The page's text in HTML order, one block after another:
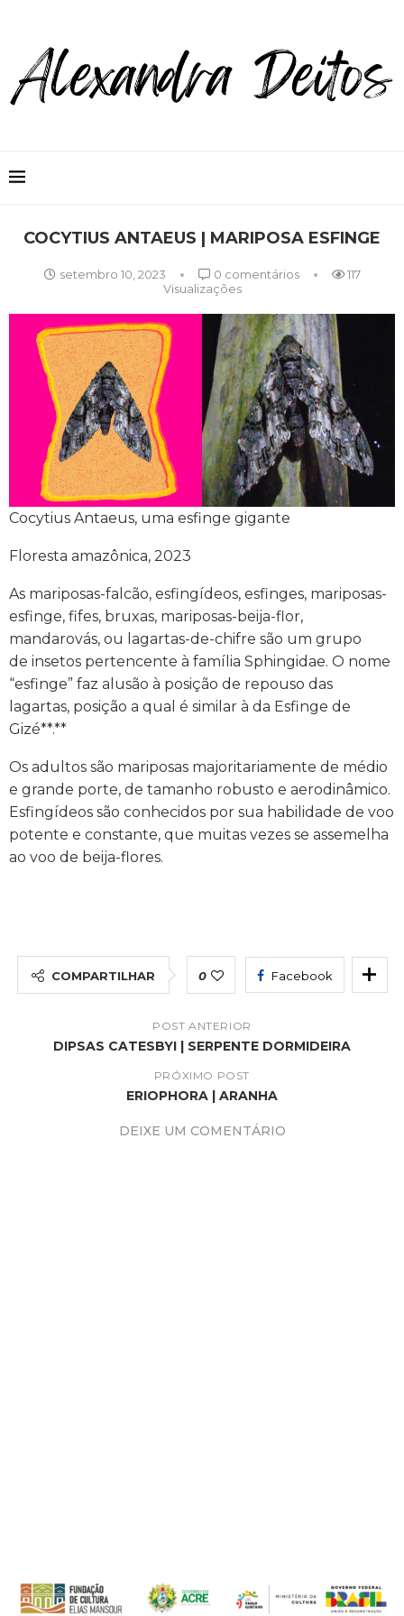
COCYTIUS ANTAEUS | MARIPOSA ESFINGE
setembro 10, 2023 0 comentários
117
Visualizações
Cocytius Antaeus, uma esfinge gigante
Floresta amazônica, 2023
As mariposas-falcão, esfingídeos, esfinges, mariposas-
esfinge, fifes, bruxas, mariposas-beija-flor,
mandarovás, ou lagartas-de-chifre são um grupo
de insetos pertencente à família Sphingidae. O nome
“esfinge” faz alusão à posição de repouso das
lagartas, posição a qual é similar à da Esfinge de
Gizé**.**
Os adultos são mariposas majoritariamente de médio
e grande porte, de tamanho robusto e aerodinâmico.
Esfingídeos são conhecidos por sua habilidade de voo
potente e constante, que muitas vezes se assemelha
ao voo de beija-flores.
COMPARTILHAR 0 Facebook
POST ANTERIOR
DIPSAS CATESBYI | SERPENTE DORMIDEIRA
PRÓXIMO POST
ERIOPHORA | ARANHA
DEIXE UM COMENTÁRIO